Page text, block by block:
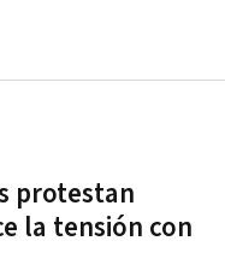
protestan
la tensión con